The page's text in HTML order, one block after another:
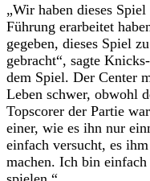
„Wir haben dieses
Führung erarbeitet
gegeben, dieses Spiel
gebracht“, sagte
dem Spiel. Der Center
Leben schwer, obwohl
Topscorer der Partie
einer, wie es ihn nur
einfach versucht, es
machen. Ich bin